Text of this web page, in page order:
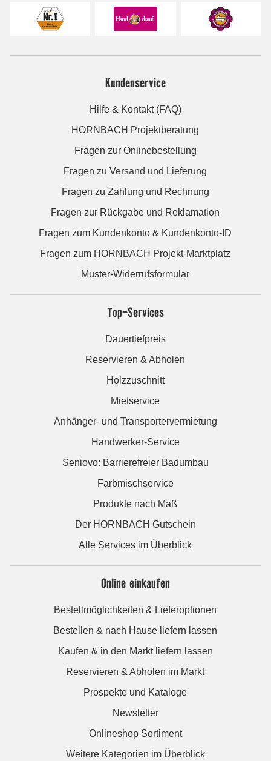
Kundenservice
Hilfe & Kontakt (FAQ)
HORNBACH Projektberatung
Fragen zur Onlinebestellung
Fragen zu Versand und Lieferung
Fragen zu Zahlung und Rechnung
Fragen zur Rückgabe und Reklamation
Fragen zum Kundenkonto & Kundenkonto-ID
Fragen zum HORNBACH Projekt-Marktplatz
Muster-Widerrufsformular
Top-Services
Dauertiefpreis
Reservieren & Abholen
Holzzuschnitt
Mietservice
Anhänger- und Transportervermietung
Handwerker-Service
Seniovo: Barrierefreier Badumbau
Farbmischservice
Produkte nach Maß
Der HORNBACH Gutschein
Alle Services im Überblick
Online einkaufen
Bestellmöglichkeiten & Lieferoptionen
Bestellen & nach Hause liefern lassen
Kaufen & in den Markt liefern lassen
Reservieren & Abholen im Markt
Prospekte und Kataloge
Newsletter
Onlineshop Sortiment
Weitere Kategorien im Überblick